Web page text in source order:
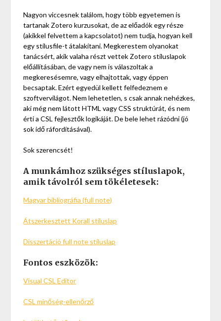
Nagyon viccesnek találom, hogy több egyetemen is
tartanak Zotero kurzusokat, de az előadók egy része
(akikkel felvettem a kapcsolatot) nem tudja, hogyan kell
egy stílusfile-t átalakítani. Megkerestem olyanokat
tanácsért, akik valaha részt vettek Zotero stíluslapok
előállításában, de vagy nem is válaszoltak a
megkeresésemre, vagy elhajtottak, vagy éppen
becsaptak. Ezért egyedül kellett felfedeznem e
szoftvervilágot. Nem lehetetlen, s csak annak nehézkes,
aki még nem látott HTML vagy CSS struktúrát, és nem
érti a CSL fejlesztők logikáját. De bele lehet rázódni (jó
sok idő ráfordításával).
Sok szerencsét!
A munkámhoz szükséges stíluslapok,
amik távolról sem tökéletesek:
Magyar bibliográfia (full note)
Átszerkesztett Korall stíluslap
Disszertáció full note stíluslap
Fontos eszközök:
Visual CSL Editor
CSL minőség-ellenőrző